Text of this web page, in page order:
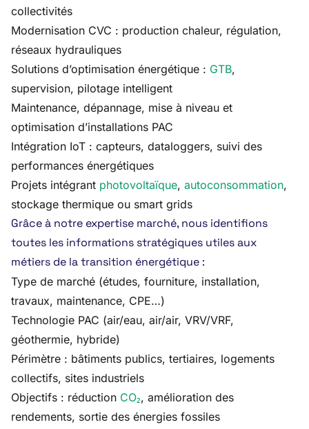
collectivités
Modernisation CVC : production chaleur, régulation,
réseaux hydrauliques
Solutions d’optimisation énergétique : GTB,
supervision, pilotage intelligent
Maintenance, dépannage, mise à niveau et
optimisation d’installations PAC
Intégration IoT : capteurs, dataloggers, suivi des
performances énergétiques
Projets intégrant photovoltaïque, autoconsommation,
stockage thermique ou smart grids
Grâce à notre expertise marché, nous identifions
toutes les informations stratégiques utiles aux
métiers de la transition énergétique :
Type de marché (études, fourniture, installation,
travaux, maintenance, CPE…)
Technologie PAC (air/eau, air/air, VRV/VRF,
géothermie, hybride)
Périmètre : bâtiments publics, tertiaires, logements
collectifs, sites industriels
Objectifs : réduction CO₂, amélioration des
rendements, sortie des énergies fossiles